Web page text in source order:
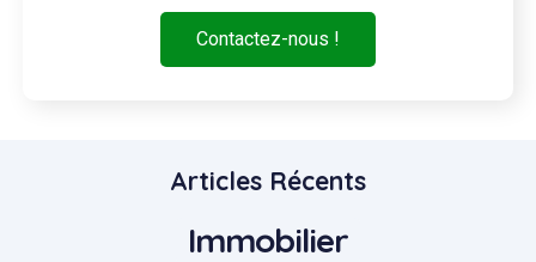
Contactez-nous !
Articles Récents
Immobilier